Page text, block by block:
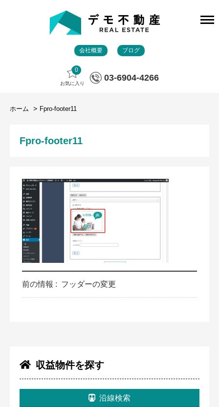
会社概要 ブログ
0
お気に入り
03-6904-4266
ホーム Fpro-footer11
収益物件を探す
沿線検索
Fpro-footer11
前の情報 : フッダーの変更